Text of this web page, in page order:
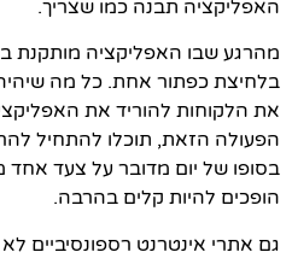
האפליקציה תבנה כמו שצריך.
מהרגע שבו האפליקציה מותקנת
בלחיצת כפתור אחת. כל מה
את הלקוחות להוריד את
הפעולה הזאת, תוכלו להתחיל
בסופו של יום מדובר על צעד אחד
הופכים להיות קלים בהרבה.
גם אתרי אינטרנט רספונסיביים